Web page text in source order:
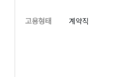
고용형태 계약직